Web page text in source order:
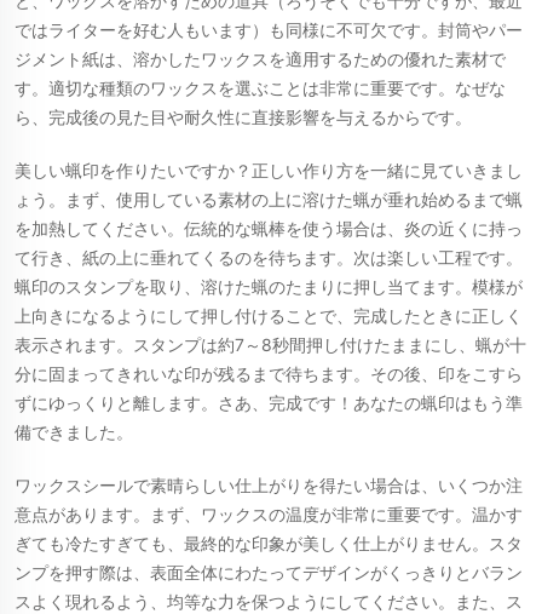
ではライターを好む人もいます）も同様に不可欠です。封筒やパー
ジメント紙は、溶かしたワックスを適用するための優れた素材で
す。適切な種類のワックスを選ぶことは非常に重要です。なぜな
ら、完成後の見た目や耐久性に直接影響を与えるからです。
美しい蝋印を作りたいですか？正しい作り方を一緒に見ていきまし
ょう。まず、使用している素材の上に溶けた蝋が垂れ始めるまで蝋
を加熱してください。伝統的な蝋棒を使う場合は、炎の近くに持っ
て行き、紙の上に垂れてくるのを待ちます。次は楽しい工程です。
蝋印のスタンプを取り、溶けた蝋のたまりに押し当てます。模様が
上向きになるようにして押し付けることで、完成したときに正しく
表示されます。スタンプは約7～8秒間押し付けたままにし、蝋が十
分に固まってきれいな印が残るまで待ちます。その後、印をこすら
ずにゆっくりと離します。さあ、完成です！あなたの蝋印はもう準
備できました。
ワックスシールで素晴らしい仕上がりを得たい場合は、いくつか注
意点があります。まず、ワックスの温度が非常に重要です。温かす
ぎても冷たすぎても、最終的な印象が美しく仕上がりません。スタ
ンプを押す際は、表面全体にわたってデザインがくっきりとバラン
スよく現れるよう、均等な力を保つようにしてください。また、ス